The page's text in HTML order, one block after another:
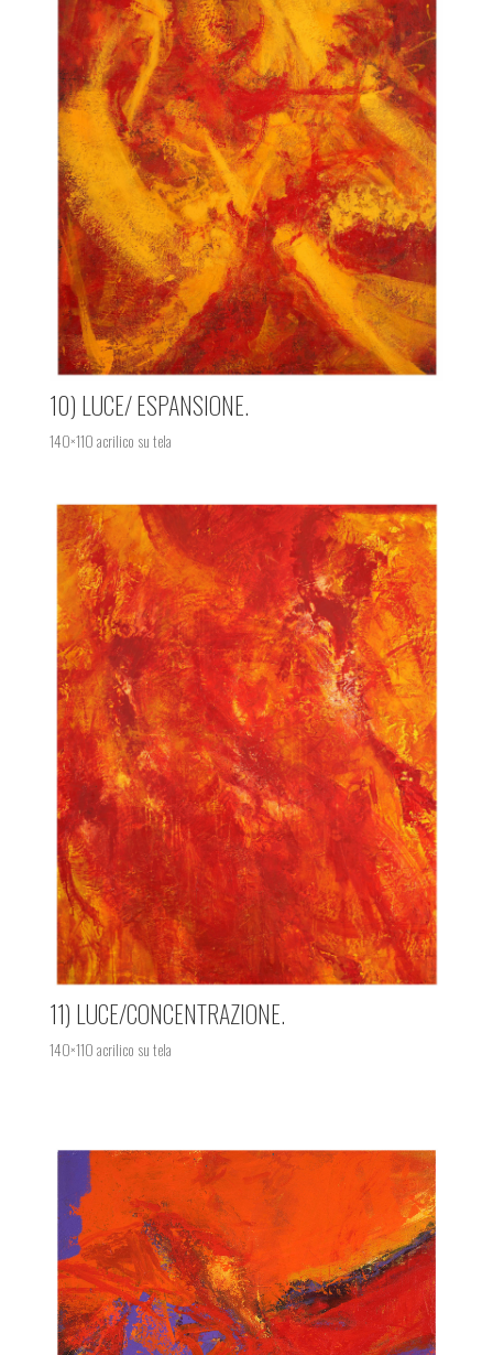
10) LUCE/ ESPANSIONE.
140×110 acrilico su tela
11) LUCE/CONCENTRAZIONE.
140×110 acrilico su tela